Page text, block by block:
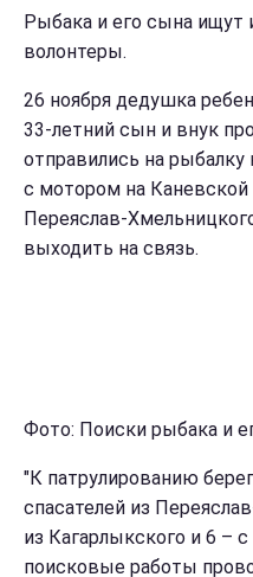
Рыбака и его сына ищут
волонтеры.
26 ноября дедушка
33-летний сын и внук
отправились на рыбалку
с мотором на
Переяслав-
выходить на связь.
Фото: Поиски рыбака и
"К патрулированию
спасателей из
из Кагарлыкского и 6 –
поисковые работы